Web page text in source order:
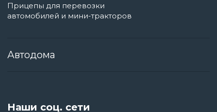
Прицепы для перевозки
автомобилей и мини-тракторов
Автодома
Наши соц. сети